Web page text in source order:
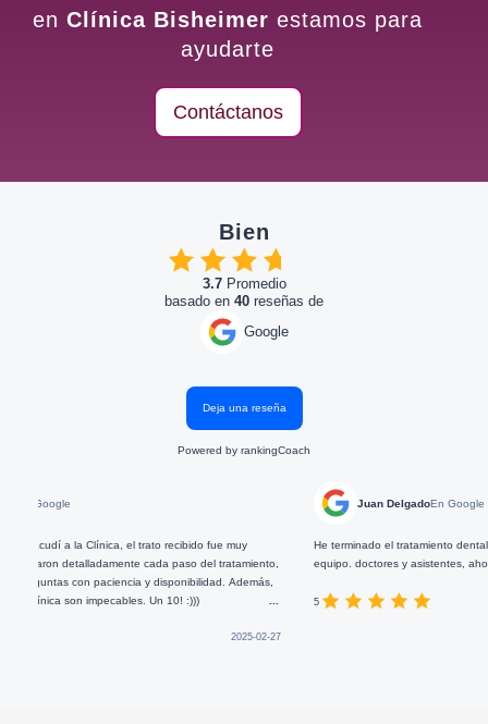
en Clínica Bisheimer estamos para
ayudarte
Contáctanos
Bien
3.7Promedio
basado en 40 reseñas de
Google
Deja una reseña
Powered by rankingCoach
a la Clínica, el trato recibido fue muy
detalladamente cada paso del tratamiento,
con paciencia y disponibilidad. Además,
son impecables. Un 10! :)))
Juan DelgadoEn Google
He terminado el tratamiento dental que me
equipo. doctores y asistentes, ahora puedo